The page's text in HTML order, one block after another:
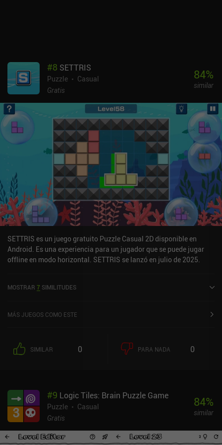
#8 SETTRIS
Puzzle
Casual
Gratis
84%
similar
SETTRIS es un juego gratuito Puzzle Casual 2D disponible en
Android. Es una experiencia para un jugador que se puede jugar
offline en modo horizontal. SETTRIS se lanzó en julio de 2025.
MOSTRAR 7 SIMILITUDES
MÁS JUEGOS COMO ESTE
SIMILAR 0 PARA NADA 0
#9 Logic Tiles: Brain Puzzle Game
Puzzle
Casual
Gratis
84%
similar